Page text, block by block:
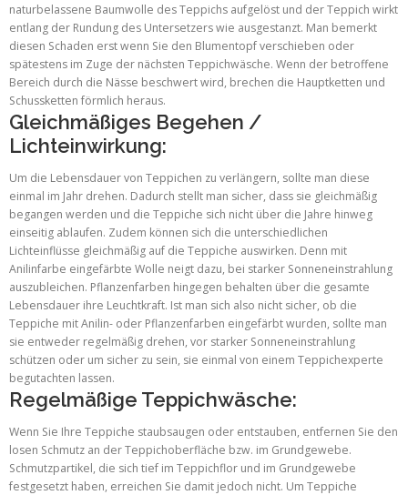
naturbelassene Baumwolle des Teppichs aufgelöst und der Teppich wirkt
entlang der Rundung des Untersetzers wie ausgestanzt. Man bemerkt
diesen Schaden erst wenn Sie den Blumentopf verschieben oder
spätestens im Zuge der nächsten Teppichwäsche. Wenn der betroffene
Bereich durch die Nässe beschwert wird, brechen die Hauptketten und
Schussketten förmlich heraus.
Gleichmäßiges Begehen /
Lichteinwirkung:
Um die Lebensdauer von Teppichen zu verlängern, sollte man diese
einmal im Jahr drehen. Dadurch stellt man sicher, dass sie gleichmäßig
begangen werden und die Teppiche sich nicht über die Jahre hinweg
einseitig ablaufen. Zudem können sich die unterschiedlichen
Lichteinflüsse gleichmäßig auf die Teppiche auswirken. Denn mit
Anilinfarbe eingefärbte Wolle neigt dazu, bei starker Sonneneinstrahlung
auszubleichen. Pflanzenfarben hingegen behalten über die gesamte
Lebensdauer ihre Leuchtkraft. Ist man sich also nicht sicher, ob die
Teppiche mit Anilin- oder Pflanzenfarben eingefärbt wurden, sollte man
sie entweder regelmäßig drehen, vor starker Sonneneinstrahlung
schützen oder um sicher zu sein, sie einmal von einem Teppichexperte
begutachten lassen.
Regelmäßige Teppichwäsche:
Wenn Sie Ihre Teppiche staubsaugen oder entstauben, entfernen Sie den
losen Schmutz an der Teppichoberfläche bzw. im Grundgewebe.
Schmutzpartikel, die sich tief im Teppichflor und im Grundgewebe
festgesetzt haben, erreichen Sie damit jedoch nicht. Um Teppiche